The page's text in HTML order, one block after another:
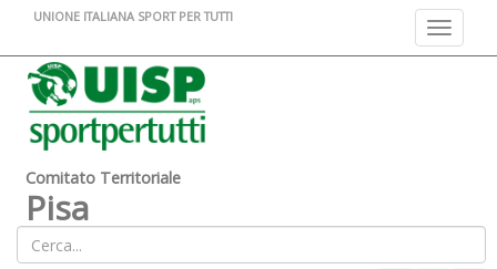
Toggle
UNIONE ITALIANA SPORT PER TUTTI
Comitato Territoriale
Pisa